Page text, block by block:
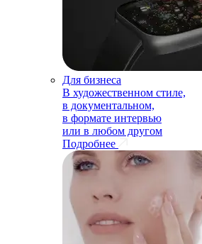
Для бизнеса
В художественном стиле,
в документальном,
в формате интервью
или в любом другом
Подробнее